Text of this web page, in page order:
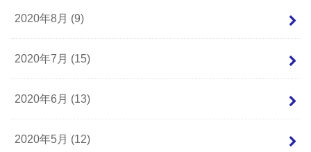
2020年8月 (9)
2020年7月 (15)
2020年6月 (13)
2020年5月 (12)